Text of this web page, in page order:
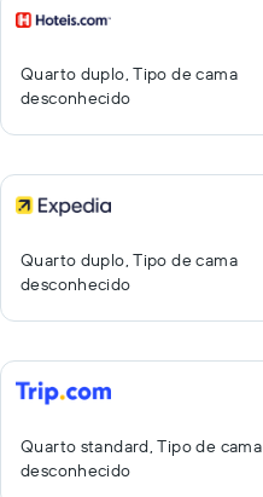
Quarto duplo, Tipo de cama
desconhecido
Quarto duplo, Tipo de cama
desconhecido
Quarto standard, Tipo de cama
desconhecido